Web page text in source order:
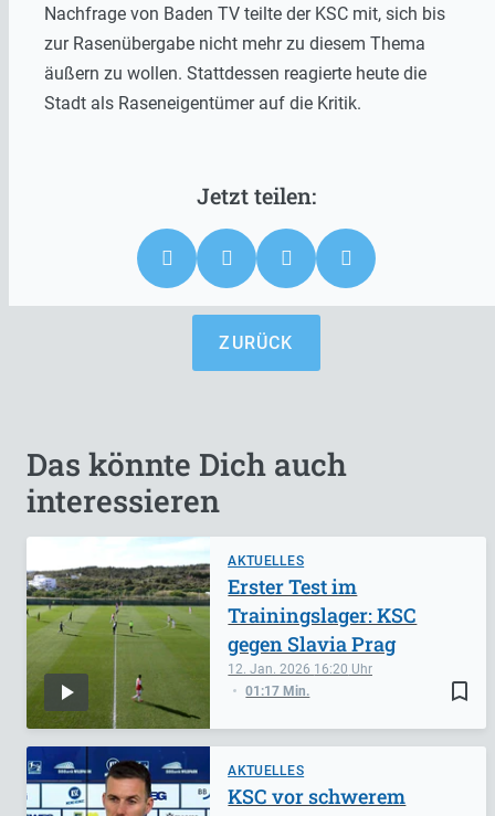
Nachfrage von Baden TV teilte der KSC mit, sich bis
zur Rasenübergabe nicht mehr zu diesem Thema
äußern zu wollen. Stattdessen reagierte heute die
Stadt als Raseneigentümer auf die Kritik.
ZURÜCK
Das könnte Dich auch
interessieren
AKTUELLES
bookmark_border
12. Jan. 2026 16:20
01:17 Min.
Erster Test im
Trainingslager: KSC
gegen Slavia Prag
AKTUELLES
KSC vor schwerem